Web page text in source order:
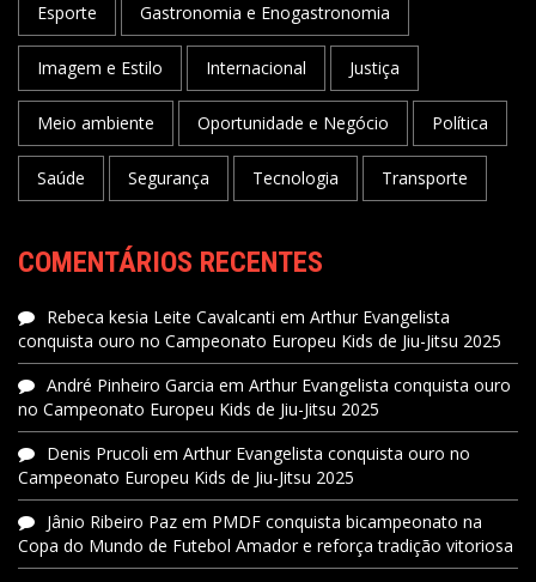
Esporte Gastronomia e Enogastronomia
Imagem e Estilo Internacional Justiça
Meio ambiente Oportunidade e Negócio Política
Saúde Segurança Tecnologia Transporte
COMENTÁRIOS RECENTES
Rebeca kesia Leite Cavalcanti em Arthur Evangelista
conquista ouro no Campeonato Europeu Kids de Jiu-Jitsu 2025
André Pinheiro Garcia em Arthur Evangelista conquista ouro
no Campeonato Europeu Kids de Jiu-Jitsu 2025
Denis Prucoli em Arthur Evangelista conquista ouro no
Campeonato Europeu Kids de Jiu-Jitsu 2025
Jânio Ribeiro Paz em PMDF conquista bicampeonato na
Copa do Mundo de Futebol Amador e reforça tradição vitoriosa